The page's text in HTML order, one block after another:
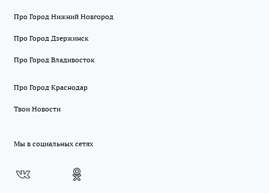
Про Город Нижний Новгород
Про Город Дзержинск
Про Город Владивосток
Про Город Краснодар
Твои Новости
Мы в социальных сетях